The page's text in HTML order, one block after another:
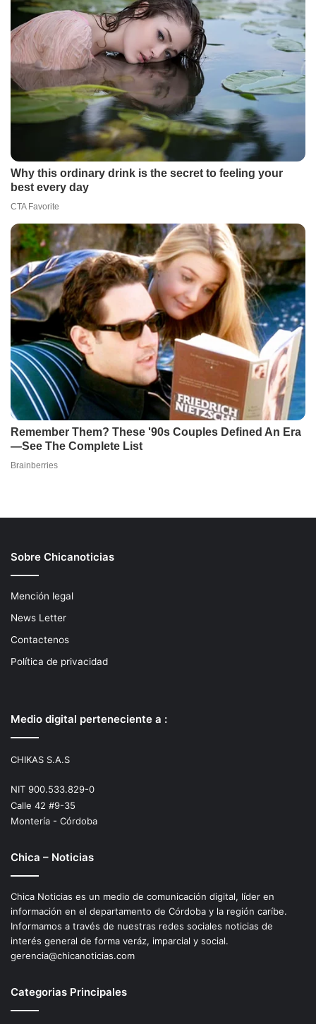
Sobre Chicanoticias
Mención legal
News Letter
Contactenos
Política de privacidad
Medio digital perteneciente a :
CHIKAS S.A.S
NIT 900.533.829-0
Calle 42 #9-35
Montería - Córdoba
Chica – Noticias
Chica Noticias es un medio de comunicación digital, líder en
información en el departamento de Córdoba y la región caríbe.
Informamos a través de nuestras redes sociales noticias de
interés general de forma veráz, imparcial y social.
gerencia@chicanoticias.com
Categorias Principales